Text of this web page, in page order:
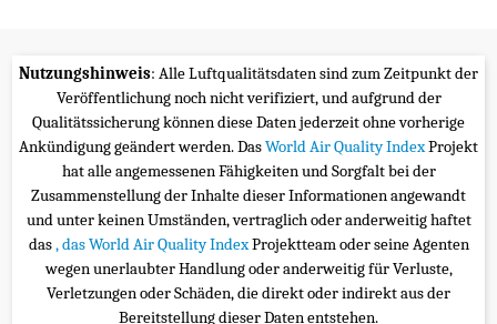
Nutzungshinweis: Alle Luftqualitätsdaten sind zum Zeitpunkt der
Veröffentlichung noch nicht verifiziert, und aufgrund der
Qualitätssicherung können diese Daten jederzeit ohne vorherige
Ankündigung geändert werden. DasWorld Air Quality IndexProjekt
hat alle angemessenen Fähigkeiten und Sorgfalt bei der
Zusammenstellung der Inhalte dieser Informationen angewandt
und unter keinen Umständen, vertraglich oder anderweitig haftet
das, das World Air Quality IndexProjektteam oder seine Agenten
wegen unerlaubter Handlung oder anderweitig für Verluste,
Verletzungen oder Schäden, die direkt oder indirekt aus der
Bereitstellung dieser Daten entstehen.